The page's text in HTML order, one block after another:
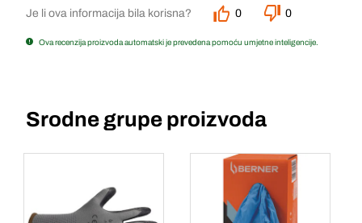
Je li ova informacija bila korisna? 0 0
Ova recenzija proizvoda automatski je prevedena pomoću umjetne inteligencije.
Srodne grupe proizvoda